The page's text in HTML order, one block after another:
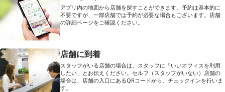
アプリ内の地図から店舗を探すことができます。予約は基本的に
不要ですが、一部店舗では予約が必要な場合もございます。店舗
の詳細ページをご確認ください。
店舗に到着
スタッフがいる店舗の場合は、スタッフに「いいオフィスを利用
したい」とお伝えください。セルフ（スタッフがいない）店舗の
場合は、店舗の入口にあるQRコードから、チェックインを行いま
す。